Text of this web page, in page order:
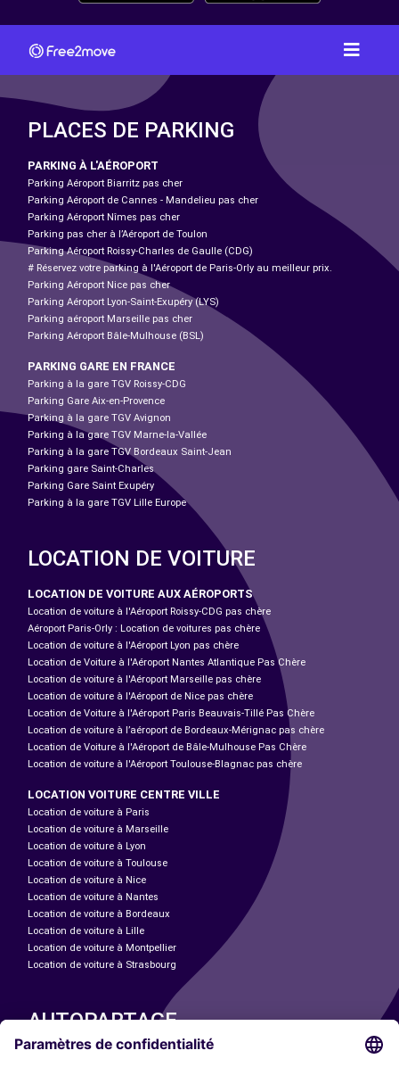
PLACES DE PARKING
PARKING À L'AÉROPORT
Parking Aéroport Biarritz pas cher
Parking Aéroport de Cannes - Mandelieu pas cher
Parking Aéroport Nîmes pas cher
Parking pas cher à l’Aéroport de Toulon
Parking Aéroport Roissy-Charles de Gaulle (CDG)
# Réservez votre parking à l'Aéroport de Paris-Orly au meilleur prix.
Parking Aéroport Nice pas cher
Parking Aéroport Lyon-Saint-Exupéry (LYS)
Parking aéroport Marseille pas cher
Parking Aéroport Bâle-Mulhouse (BSL)
PARKING GARE EN FRANCE
Parking à la gare TGV Roissy-CDG
Parking Gare Aix-en-Provence
Parking à la gare TGV Avignon
Parking à la gare TGV Marne-la-Vallée
Parking à la gare TGV Bordeaux Saint-Jean
Parking gare Saint-Charles
Parking Gare Saint Exupéry
Parking à la gare TGV Lille Europe
LOCATION DE VOITURE
LOCATION DE VOITURE AUX AÉROPORTS
Location de voiture à l'Aéroport Roissy-CDG pas chère
Aéroport Paris-Orly : Location de voitures pas chère
Location de voiture à l'Aéroport Lyon pas chère
Location de Voiture à l'Aéroport Nantes Atlantique Pas Chère
Location de voiture à l'Aéroport Marseille pas chère
Location de voiture à l'Aéroport de Nice pas chère
Location de Voiture à l'Aéroport Paris Beauvais-Tillé Pas Chère
Location de voiture à l’aéroport de Bordeaux-Mérignac pas chère
Location de Voiture à l'Aéroport de Bâle-Mulhouse Pas Chère
Location de voiture à l'Aéroport Toulouse-Blagnac pas chère
LOCATION VOITURE CENTRE VILLE
Location de voiture à Paris
Location de voiture à Marseille
Location de voiture à Lyon
Location de voiture à Toulouse
Location de voiture à Nice
Location de voiture à Nantes
Location de voiture à Bordeaux
Location de voiture à Lille
Location de voiture à Montpellier
Location de voiture à Strasbourg
AUTOPARTAGE